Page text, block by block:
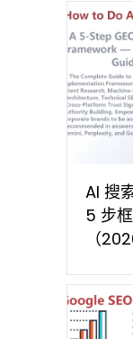
AI 搜
5 步
（